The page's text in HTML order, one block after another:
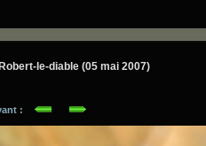
le-diable (05 mai 2007)
: